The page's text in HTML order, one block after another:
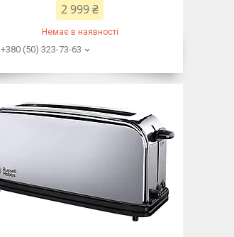
2 999 ₴
Немає в наявності
+380 (50) 323-73-63